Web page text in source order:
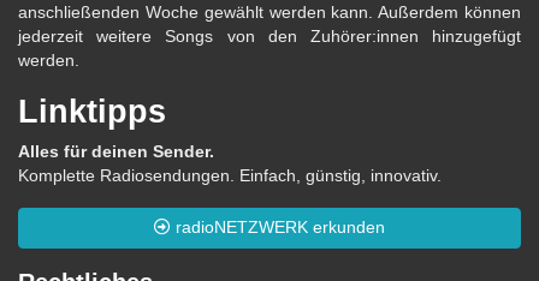
anschließenden Woche gewählt werden kann. Außerdem können
jederzeit weitere Songs von den Zuhörer:innen hinzugefügt
werden.
Linktipps
Alles für deinen Sender.
Komplette Radiosendungen. Einfach, günstig, innovativ.
radioNETZWERK erkunden